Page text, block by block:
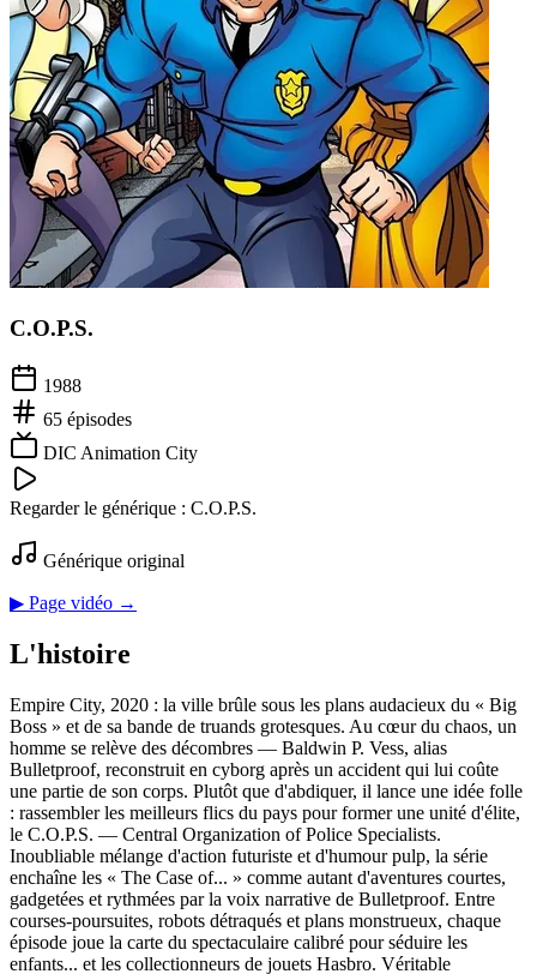
C.O.P.S.
1988
65 épisodes
DIC Animation City
Regarder le générique : C.O.P.S.
Générique original
▶ Page vidéo →
L'histoire
Empire City, 2020 : la ville brûle sous les plans audacieux du « Big
Boss » et de sa bande de truands grotesques. Au cœur du chaos, un
homme se relève des décombres — Baldwin P. Vess, alias
Bulletproof, reconstruit en cyborg après un accident qui lui coûte
une partie de son corps. Plutôt que d'abdiquer, il lance une idée folle
: rassembler les meilleurs flics du pays pour former une unité d'élite,
le C.O.P.S. — Central Organization of Police Specialists.
Inoubliable mélange d'action futuriste et d'humour pulp, la série
enchaîne les « The Case of... » comme autant d'aventures courtes,
gadgetées et rythmées par la voix narrative de Bulletproof. Entre
courses-poursuites, robots détraqués et plans monstrueux, chaque
épisode joue la carte du spectaculaire calibré pour séduire les
enfants... et les collectionneurs de jouets Hasbro. Véritable